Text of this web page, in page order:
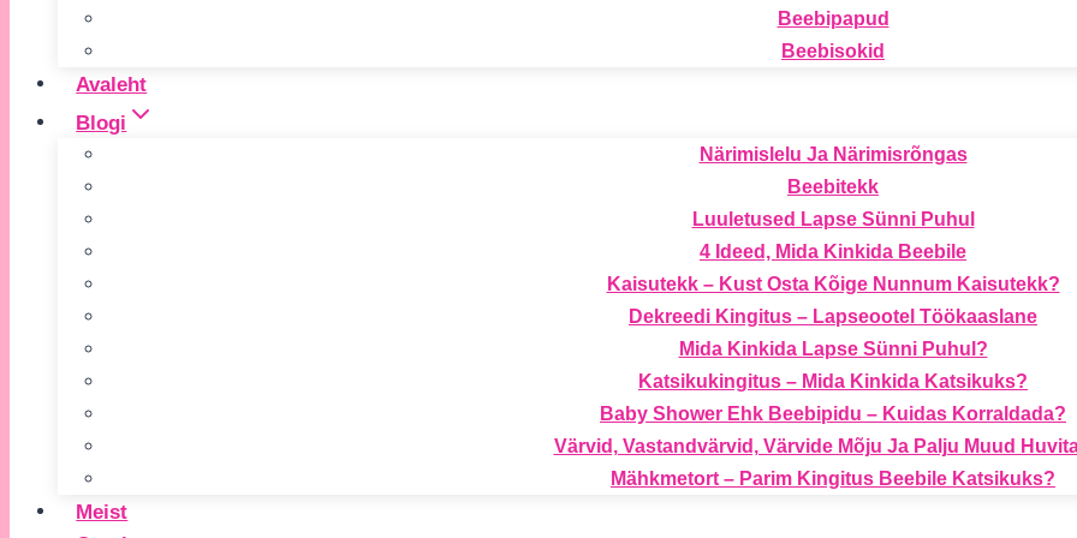
Beebipapud
Beebisokid
Avaleht
Blogi
Närimislelu Ja Närimisrõngas
Beebitekk
Luuletused Lapse Sünni Puhul
4 Ideed, Mida Kinkida Beebile
Kaisutekk – Kust Osta Kõige Nunnum Kaisutekk?
Dekreedi Kingitus – Lapseootel Töökaaslane
Mida Kinkida Lapse Sünni Puhul?
Katsikukingitus – Mida Kinkida Katsikuks?
Baby Shower Ehk Beebipidu – Kuidas Korraldada?
Värvid, Vastandvärvid, Värvide Mõju Ja Palju Muud
Mähkmetort – Parim Kingitus Beebile Katsikuks?
Meist